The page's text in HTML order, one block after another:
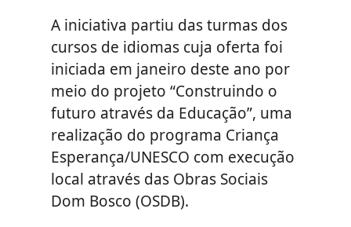
A iniciativa partiu das turmas dos
cursos de idiomas cuja oferta foi
iniciada em janeiro deste ano por
meio do projeto “Construindo o
futuro através da Educação”, uma
realização do programa Criança
Esperança/UNESCO com execução
local através das Obras Sociais
Dom Bosco (OSDB).